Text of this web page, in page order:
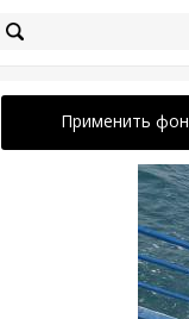
Применить фон